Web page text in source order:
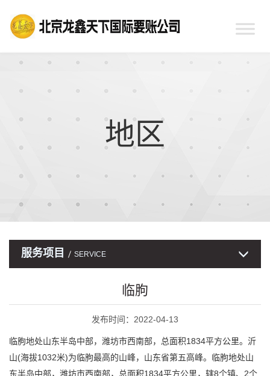
地区
服务项目 SERVICE
临朐
发布时间：2022-04-13
临朐地处山东半岛中部，潍坊市西南部，总面积1834平方公里。沂
山(海拔1032米)为临朐最高的山峰，山东省第五高峰。临朐地处山
东半岛中部，潍坊市西南部，总面积1834平方公里，辖8个镇、2个